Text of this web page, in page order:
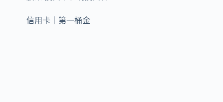
信用卡｜第一桶金